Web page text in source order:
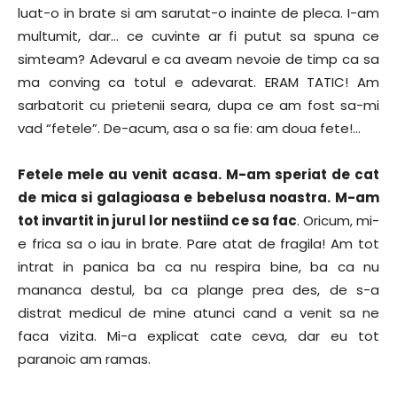
luat-o in brate si am sarutat-o inainte de pleca. I-am
multumit, dar… ce cuvinte ar fi putut sa spuna ce
simteam? Adevarul e ca aveam nevoie de timp ca sa
ma conving ca totul e adevarat. ERAM TATIC! Am
sarbatorit cu prietenii seara, dupa ce am fost sa-mi
vad “fetele”. De-acum, asa o sa fie: am doua fete!…
Fetele mele au venit acasa. M-am speriat de cat
de mica si galagioasa e bebelusa noastra. M-am
tot invartit in jurul lor nestiind ce sa fac. Oricum, mi-
e frica sa o iau in brate. Pare atat de fragila! Am tot
intrat in panica ba ca nu respira bine, ba ca nu
mananca destul, ba ca plange prea des, de s-a
distrat medicul de mine atunci cand a venit sa ne
faca vizita. Mi-a explicat cate ceva, dar eu tot
paranoic am ramas.